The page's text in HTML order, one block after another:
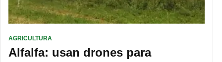
AGRICULTURA
Alfalfa: usan drones para